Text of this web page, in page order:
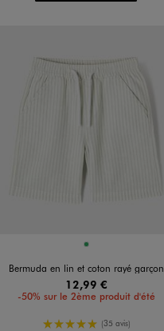
Disponible en 1 coloris
VERT
Bermuda en lin et coton rayé garçon
12,99 €
-50% sur le 2ème produit d'été
5/5 de moyenne
(35 avis)